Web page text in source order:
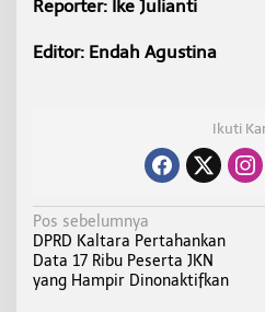
Reporter: Ike Julianti
Editor: Endah Agustina
Ikuti
N
a
v
Pos sebelumnya
DPRD Kaltara Pertahankan
Data 17 Ribu Peserta JKN
yang Hampir Dinonaktifkan